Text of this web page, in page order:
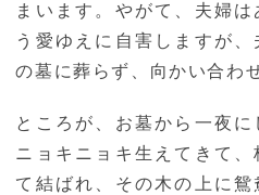
まいます。やがて、夫婦
う愛ゆえに自害しますが
の墓に葬らず、向かい合わ
ところが、お墓から一夜
ニョキニョキ生えてきて
て結ばれ、その木の上に